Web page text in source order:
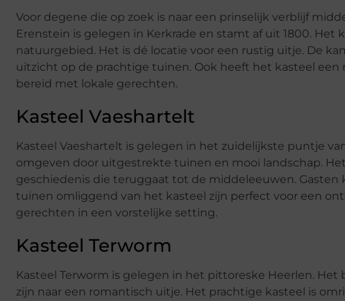
Voor degene die op zoek is naar een prinselijk verblijf
Erenstein is gelegen in Kerkrade en stamt af uit 1800.
natuurgebied. Het is dé locatie voor een rustig uitje. De
uitzicht op de prachtige tuinen. Ook heeft het kasteel
bereid met lokale gerechten.
Kasteel Vaeshartelt
Kasteel Vaeshartelt is gelegen in het zuidelijkste puntje
omgeven door uitgestrekte tuinen en mooi landschap.
geschiedenis die teruggaat tot de middeleeuwen.
tuinen omliggend van het kasteel zijn perfect voor een
gerechten in een vorstelijke setting.
Kasteel Terworm
Kasteel Terworm is gelegen in het pittoreske Heerlen.
zijn naar een romantisch uitje. Het prachtige kasteel is